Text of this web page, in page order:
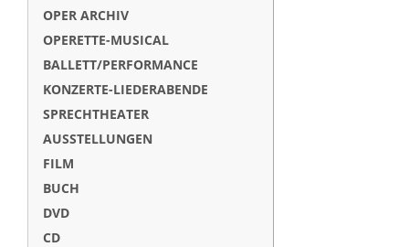
OPER ARCHIV
OPERETTE-MUSICAL
BALLETT/PERFORMANCE
KONZERTE-LIEDERABENDE
SPRECHTHEATER
AUSSTELLUNGEN
FILM
BUCH
DVD
CD